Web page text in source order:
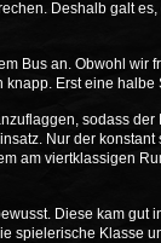
Deshalb galt
Bus an. Obwohl
Erst eine
sodass
Nur der
am viertklassigen
Diese kam gut
spielerische Klasse